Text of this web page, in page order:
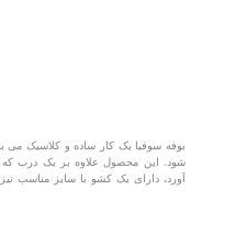
بوفه سوفیا یک کار ساده و کلاسیک
شود. این محصول علاوه بر یک درب
آورد، دارای یک کشو با سایز مناسب